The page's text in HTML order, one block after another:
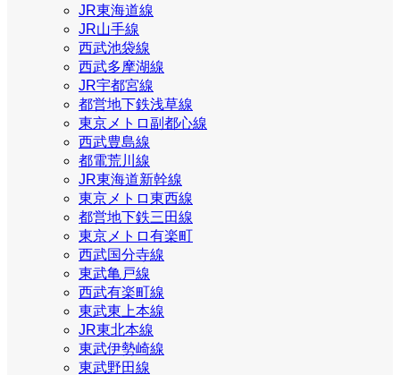
JR東海道線
JR山手線
西武池袋線
西武多摩湖線
JR宇都宮線
都営地下鉄浅草線
東京メトロ副都心線
西武豊島線
都電荒川線
JR東海道新幹線
東京メトロ東西線
都営地下鉄三田線
東京メトロ有楽町
西武国分寺線
東武亀戸線
西武有楽町線
東武東上本線
JR東北本線
東武伊勢崎線
東武野田線